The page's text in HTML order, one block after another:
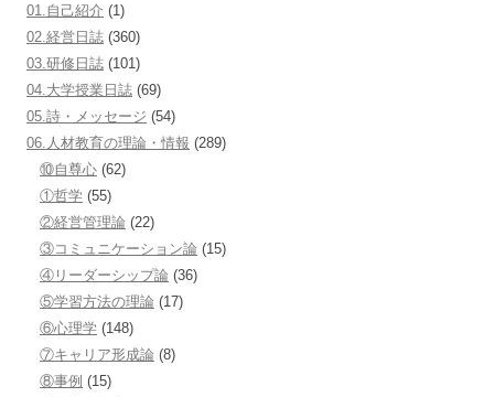
01.自己紹介 (1)
02.経営日誌 (360)
03.研修日誌 (101)
04.大学授業日誌 (69)
05.詩・メッセージ (54)
06.人材教育の理論・情報 (289)
⑩自尊心 (62)
①哲学 (55)
②経営管理論 (22)
③コミュニケーション論 (15)
④リーダーシップ論 (36)
⑤学習方法の理論 (17)
⑥心理学 (148)
⑦キャリア形成論 (8)
⑧事例 (15)